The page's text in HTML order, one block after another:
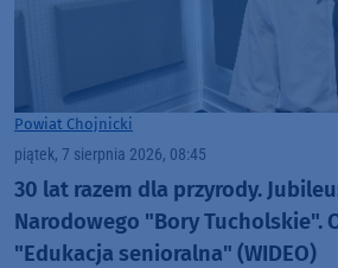
Powiat Chojnicki
piątek, 7 sierpnia 2026, 08:45
30 lat razem dla przyrody.
Narodowego "Bory Tucholskie".
"Edukacja senioralna" (WIDEO)